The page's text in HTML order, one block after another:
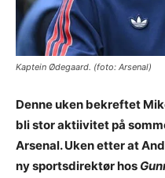
Kaptein Ødegaard. (foto: Arsenal)
Denne uken bekreftet
bli stor aktiivitet på
Arsenal. Uken etter at
ny sportsdirektør hos